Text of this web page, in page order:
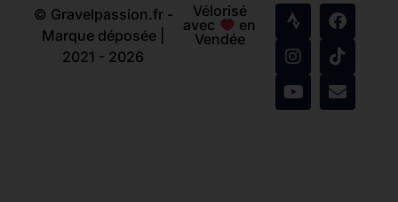
© Gravelpassion.fr -
Marque déposée |
2021 - 2026
Vélorisé
avec
en
Vendée